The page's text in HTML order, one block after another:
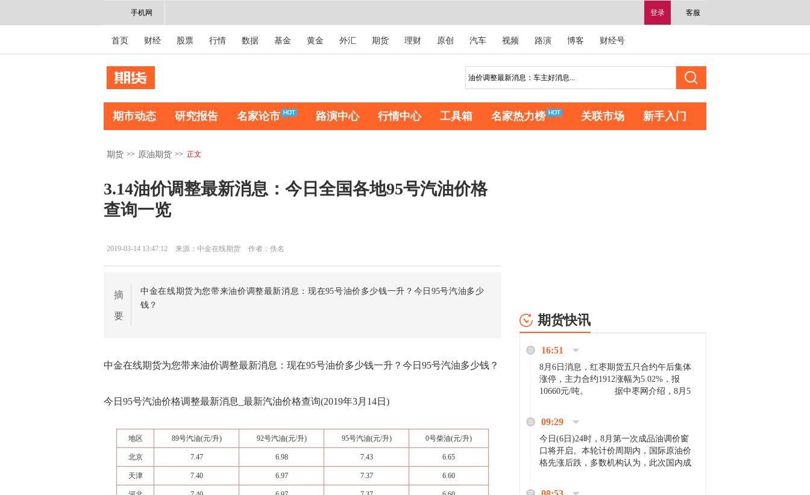
登录 客服
手机网
首页 财经 股票 行情 数据 基金 黄金 外汇 期货 理财 原创 汽车 视频 路演 博客 财经号
期市动态 研究报告 名家论市 路演中心 行情中心 工具箱 名家热力榜 关联市场 新手入门
期货 >> 原油期货 >> 正文
3.14油价调整最新消息：今日全国各地95号汽油价格
查询一览
2019-03-14 13:47:12 来源：中金在线期货 作者：佚名
摘
要
中金在线期货为您带来油价调整最新消息：现在95号油价多少钱一升？今日95号汽油多少
钱？
中金在线期货为您带来油价调整最新消息：现在95号油价多少钱一升？今日95号汽油多少钱？
今日95号汽油价格调整最新消息_最新汽油价格查询(2019年3月14日)
地区 89号汽油(元/升) 92号汽油(元/升) 95号汽油(元/升) 0号柴油(元/升)
北京 7.47 6.98 7.43 6.65
天津 7.40 6.97 7.37 6.60
期货快讯
16:51
8月6日消息，红枣期货五只合约午后集体
涨停，主力合约1912涨幅为5.02%，报
10660元/吨。 据中枣网介绍，8月5
家好货依旧惜售挺...
09:29
今日(6日)24时，8月第一次成品油调价窗
口将开启。本轮计价周期内，国际原油价
格先涨后跌，多数机构认为，此次国内成